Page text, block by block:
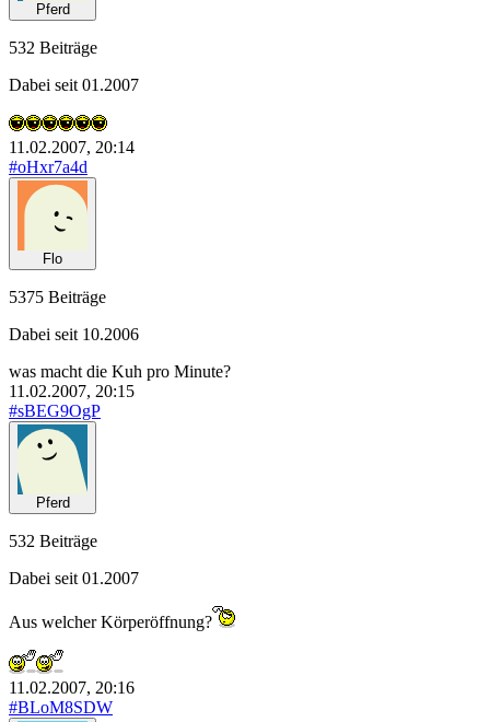
Pferd
532 Beiträge
Dabei seit 01.2007
11.02.2007, 20:14
#oHxr7a4d
Flo
5375 Beiträge
Dabei seit 10.2006
was macht die Kuh pro Minute?
11.02.2007, 20:15
#sBEG9OgP
Pferd
532 Beiträge
Dabei seit 01.2007
Aus welcher Körperöffnung?
11.02.2007, 20:16
#BLoM8SDW